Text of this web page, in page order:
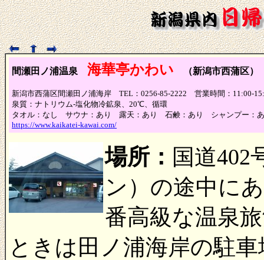
間瀬田ノ浦温泉 海華亭かわい （新潟市西蒲区
新潟市西蒲区間瀬田ノ浦海岸 TEL：0256-85-2222 営業時間：11:00-
泉質：ナトリウム-塩化物冷鉱泉、20℃、循環
タオル：なし サウナ：あり 露天：あり 石鹸：あり シャンプー：
https://www.kaikatei-kawai.com/
場所： 国道402
ン）の途中に
番高級な温泉
ときは田ノ浦海岸の駐